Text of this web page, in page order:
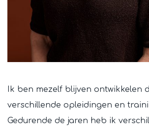
Ik ben mezelf blijven ontwikkelen
verschillende opleidingen en
Gedurende de jaren heb ik